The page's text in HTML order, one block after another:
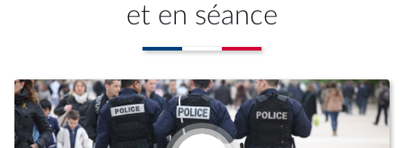
et en séance